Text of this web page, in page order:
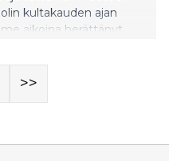
kultakauden ajan
aikoina herättänyt
Sinebrychoffin
on edelleen
>>